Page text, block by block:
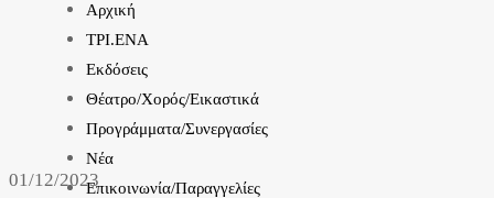
Αρχική
ΤΡΙ.ΕΝΑ
Εκδόσεις
Θέατρο/Χορός/Εικαστικά
Προγράμματα/Συνεργασίες
Νέα
Επικοινωνία/Παραγγελίες
01/12/2023